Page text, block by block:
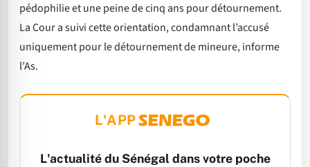
pédophilie et une peine de cinq ans pour détournement.
La Cour a suivi cette orientation, condamnant l’accusé
uniquement pour le détournement de mineure, informe
l’As.
L'APP
L'actualité du Sénégal dans votre poche